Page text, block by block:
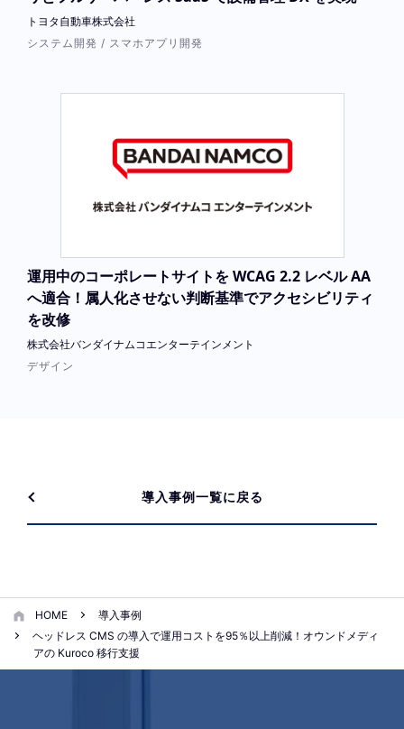
トヨタ自動車株式会社
システム開発 / スマホアプリ開発
運用中のコーポレートサイトを WCAG 2.2 レベル AA
へ適合！属人化させない判断基準でアクセシビリティ
を改修
株式会社バンダイナムコエンターテインメント
デザイン
導入事例一覧に戻る
HOME
導入事例
ヘッドレス CMS の導入で運用コストを95％以上削減！オウンドメディ
アの Kuroco 移行支援